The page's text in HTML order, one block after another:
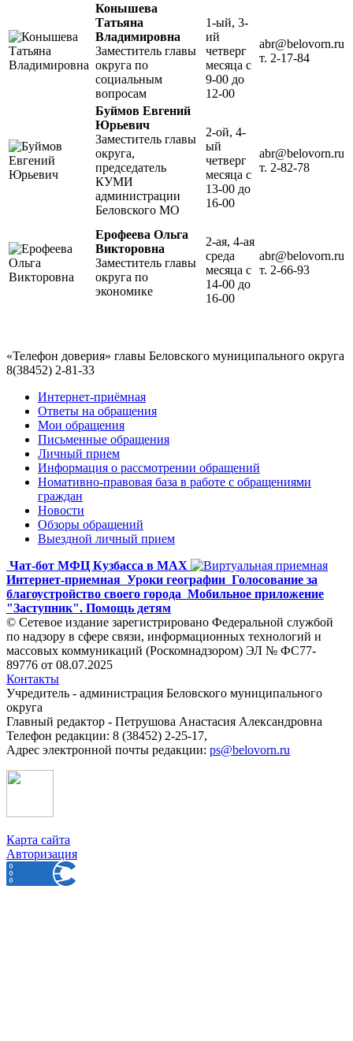
Конышева
Татьяна
Владимировна
Заместитель главы
округа по
социальным
вопросам
1-ый, 3-
ий
четверг
месяца с
9-00 до
12-00
abr@belovorn.ru
т. 2-17-84
Буймов Евгений
Юрьевич
Заместитель главы
округа,
председатель
КУМИ
администрации
Беловского МО
2-ой, 4-
ый
четверг
месяца с
13-00 до
16-00
abr@belovorn.ru
т. 2-82-78
Ерофеева Ольга
Викторовна
Заместитель главы
округа по
экономике
2-ая, 4-ая
среда
месяца с
14-00 до
16-00
abr@belovorn.ru
т. 2-66-93
«Телефон доверия» главы Беловского муниципального округа
8(38452) 2-81-33
Интернет-приёмная
Ответы на обращения
Мои обращения
Письменные обращения
Личный прием
Информация о рассмотрении обращений
Номативно-правовая база в работе с обращениями
граждан
Новости
Обзоры обращений
Выездной личный прием
Чат-бот МФЦ Кузбасса в MAX
Интернет-приемная Уроки географии Голосование за
благоустройство своего города Мобильное приложение
"Заступник". Помощь детям
© Сетевое издание зарегистрировано Федеральной службой
по надзору в сфере связи, информационных технологий и
массовых коммуникаций (Роскомнадзором) ЭЛ № ФС77-
89776 от 08.07.2025
Контакты
Учредитель - администрация Беловского муниципального
округа
Главный редактор - Петрушова Анастасия Александровна
Телефон редакции: 8 (38452) 2-25-17,
Адрес электронной почты редакции: ps@belovorn.ru
Карта сайта
Авторизация